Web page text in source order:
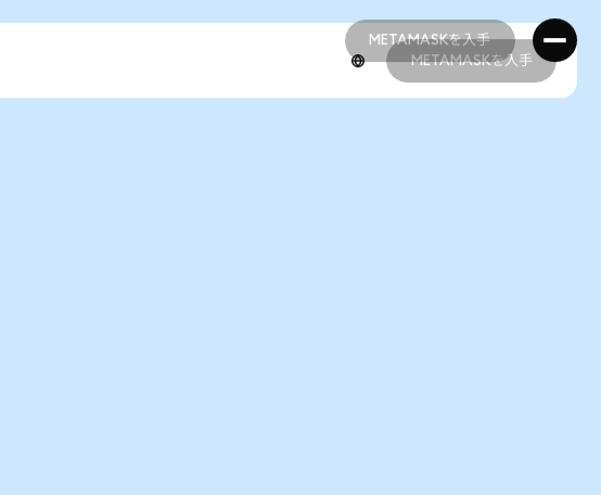
METAMASKを入手
METAMASKを入手
METAMASKを入手